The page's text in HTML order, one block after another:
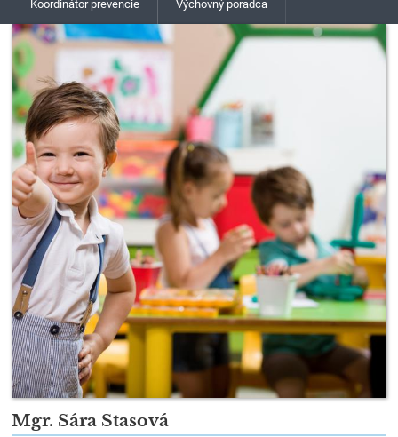
Koordinátor prevencie Výchovný poradca
Mgr. Sára Stasová